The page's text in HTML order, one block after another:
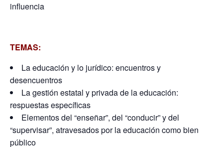
influencia
TEMAS:
La educación y lo jurídico: encuentros y
desencuentros
La gestión estatal y privada de la educación:
respuestas específicas
Elementos del “enseñar”, del “conducir” y del
“supervisar”, atravesados por la educación como bien
público